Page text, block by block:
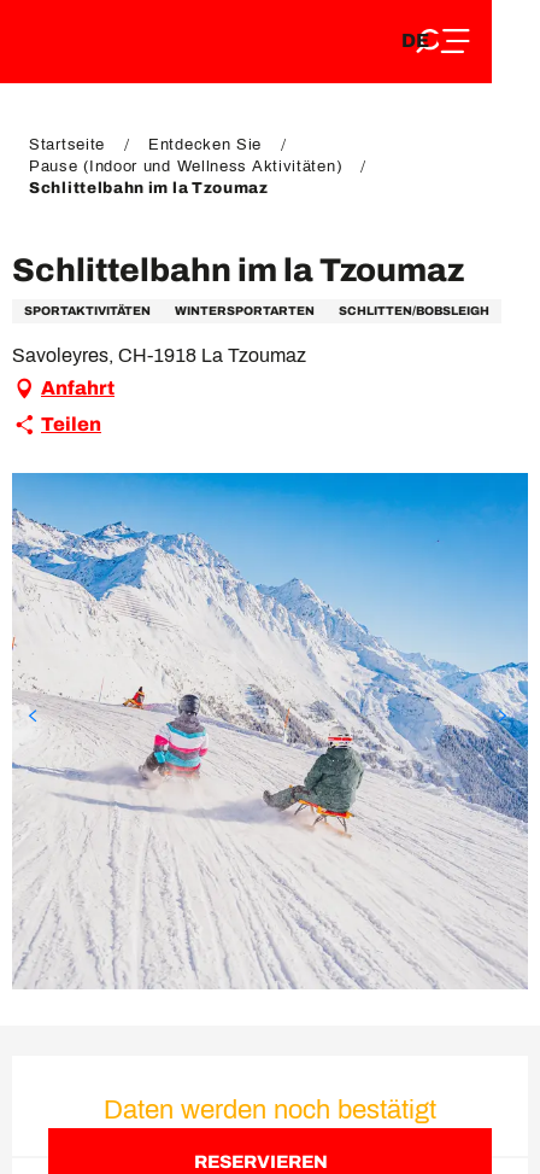
EN
DE
FR
Startseite
Entdecken Sie
Pause (Indoor und Wellness Aktivitäten)
Schlittelbahn im la Tzoumaz
Schlittelbahn im la Tzoumaz
SPORTAKTIVITÄTEN WINTERSPORTARTEN SCHLITTEN/BOBSLEIGH
Savoleyres, CH-1918 La Tzoumaz
Anfahrt
Teilen
Daten werden noch bestätigt
RESERVIEREN